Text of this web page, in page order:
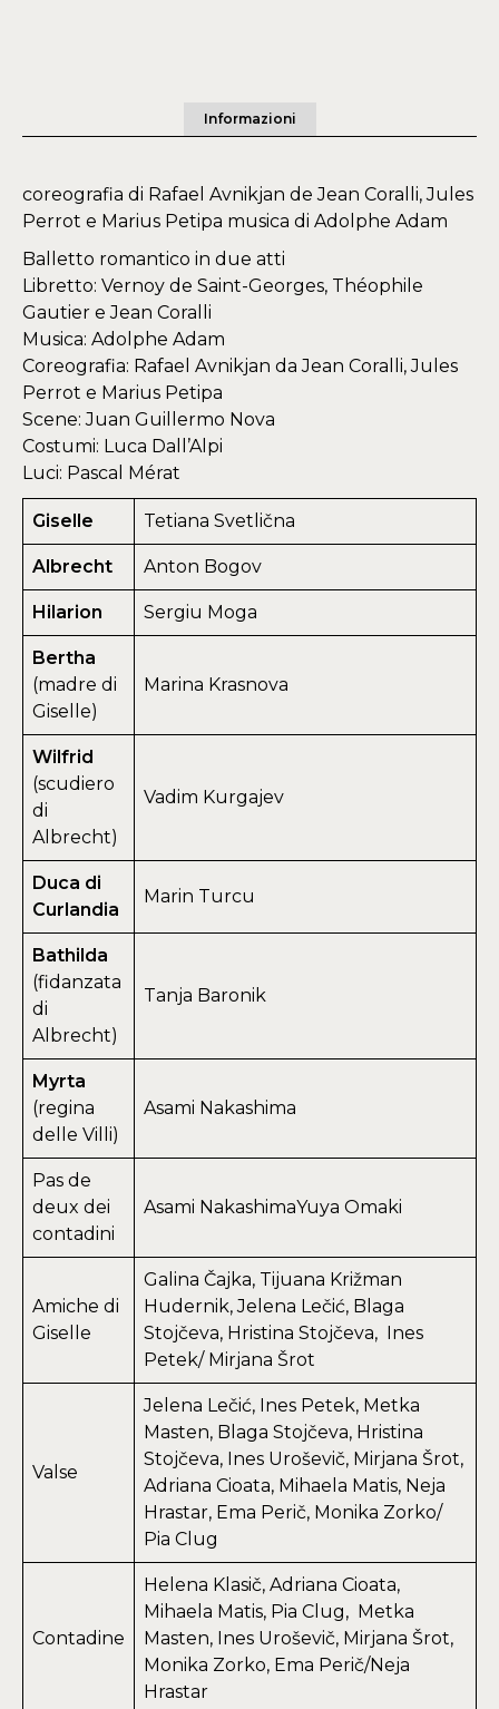
Informazioni
coreografia di Rafael Avnikjan de Jean Coralli, Jules
Perrot e Marius Petipa musica di Adolphe Adam
Balletto romantico in due atti
Libretto: Vernoy de Saint-Georges, Théophile
Gautier e Jean Coralli
Musica: Adolphe Adam
Coreografia: Rafael Avnikjan da Jean Coralli, Jules
Perrot e Marius Petipa
Scene: Juan Guillermo Nova
Costumi: Luca Dall’Alpi
Luci: Pascal Mérat
Giselle Tetiana Svetlična
Albrecht Anton Bogov
Hilarion Sergiu Moga
Bertha
(madre di
Giselle)
Marina Krasnova
Wilfrid
(scudiero
di
Albrecht)
Vadim Kurgajev
Duca di
Curlandia
Marin Turcu
Bathilda
(fidanzata
di
Albrecht)
Tanja Baronik
Myrta
(regina
delle Villi)
Asami Nakashima
Pas de
deux dei
contadini
Asami NakashimaYuya Omaki
Amiche di
Giselle
Galina Čajka, Tijuana Križman
Hudernik, Jelena Lečić, Blaga
Stojčeva, Hristina Stojčeva, Ines
Petek/ Mirjana Šrot
Valse
Jelena Lečić, Ines Petek, Metka
Masten, Blaga Stojčeva, Hristina
Stojčeva, Ines Uroševič, Mirjana Šrot,
Adriana Cioata, Mihaela Matis, Neja
Hrastar, Ema Perič, Monika Zorko/
Pia Clug
Contadine
Helena Klasič, Adriana Cioata,
Mihaela Matis, Pia Clug, Metka
Masten, Ines Uroševič, Mirjana Šrot,
Monika Zorko, Ema Perič/Neja
Hrastar